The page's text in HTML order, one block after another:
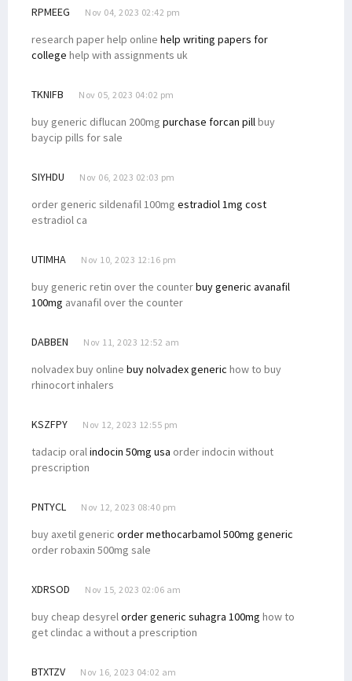
RPMEEG Nov 04, 2023 02:42 pm
research paper help online help writing papers for
college help with assignments uk
TKNIFB Nov 05, 2023 04:02 pm
buy generic diflucan 200mg purchase forcan pillbuy
baycip pills for sale
SIYHDU Nov 06, 2023 02:03 pm
order generic sildenafil 100mg estradiol 1mg cost
estradiol ca
UTIMHA Nov 10, 2023 12:16 pm
buy generic retin over the counterbuy generic avanafil
100mg avanafil over the counter
DABBEN Nov 11, 2023 12:52 am
nolvadex buy online buy nolvadex generic how to buy
rhinocort inhalers
KSZFPY Nov 12, 2023 12:55 pm
tadacip oralindocin 50mg usa order indocin without
prescription
PNTYCL Nov 12, 2023 08:40 pm
buy axetil generic order methocarbamol 500mg generic
order robaxin 500mg sale
XDRSOD Nov 15, 2023 02:06 am
buy cheap desyrelorder generic suhagra 100mg how to
get clindac a without a prescription
BTXTZV Nov 16, 2023 04:02 am